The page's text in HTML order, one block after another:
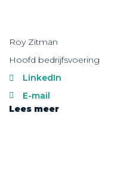
Roy Zitman
Hoofd bedrijfsvoering
LinkedIn
E-mail
Lees meer